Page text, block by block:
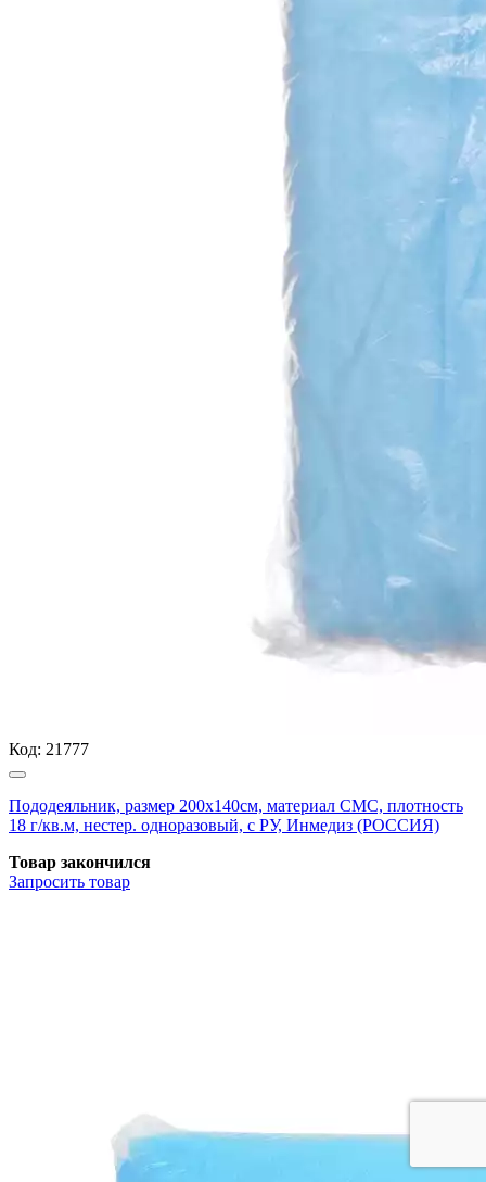
Код: 21777
Пододеяльник, размер 200х140см, материал СМС, плотность
18 г/кв.м, нестер. одноразовый, с РУ, Инмедиз (РОССИЯ)
Товар закончился
Запросить товар